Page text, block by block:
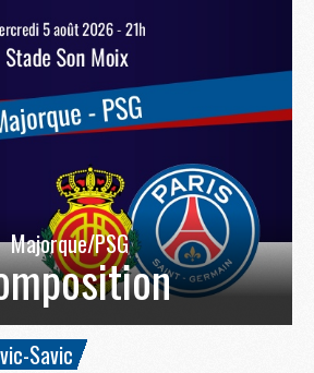
Majorque/PSG
Savic